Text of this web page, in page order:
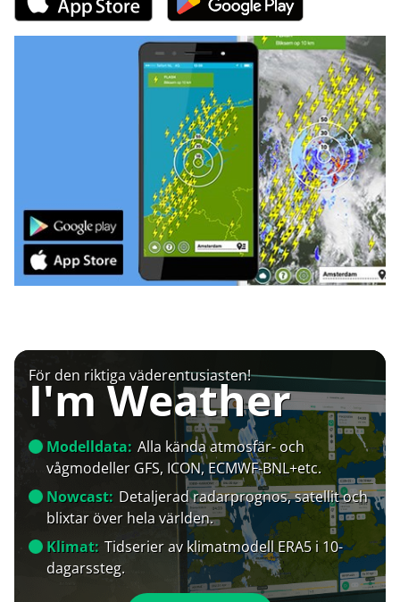
För den riktiga väderentusiasten!
I'm Weather
Modelldata: Alla kända atmosfär- och
vågmodeller GFS, ICON, ECMWF-BNL+etc.
Nowcast: Detaljerad radarprognos, satellit och
blixtar över hela världen.
Klimat: Tidserier av klimatmodell ERA5 i 10-
dagarssteg.